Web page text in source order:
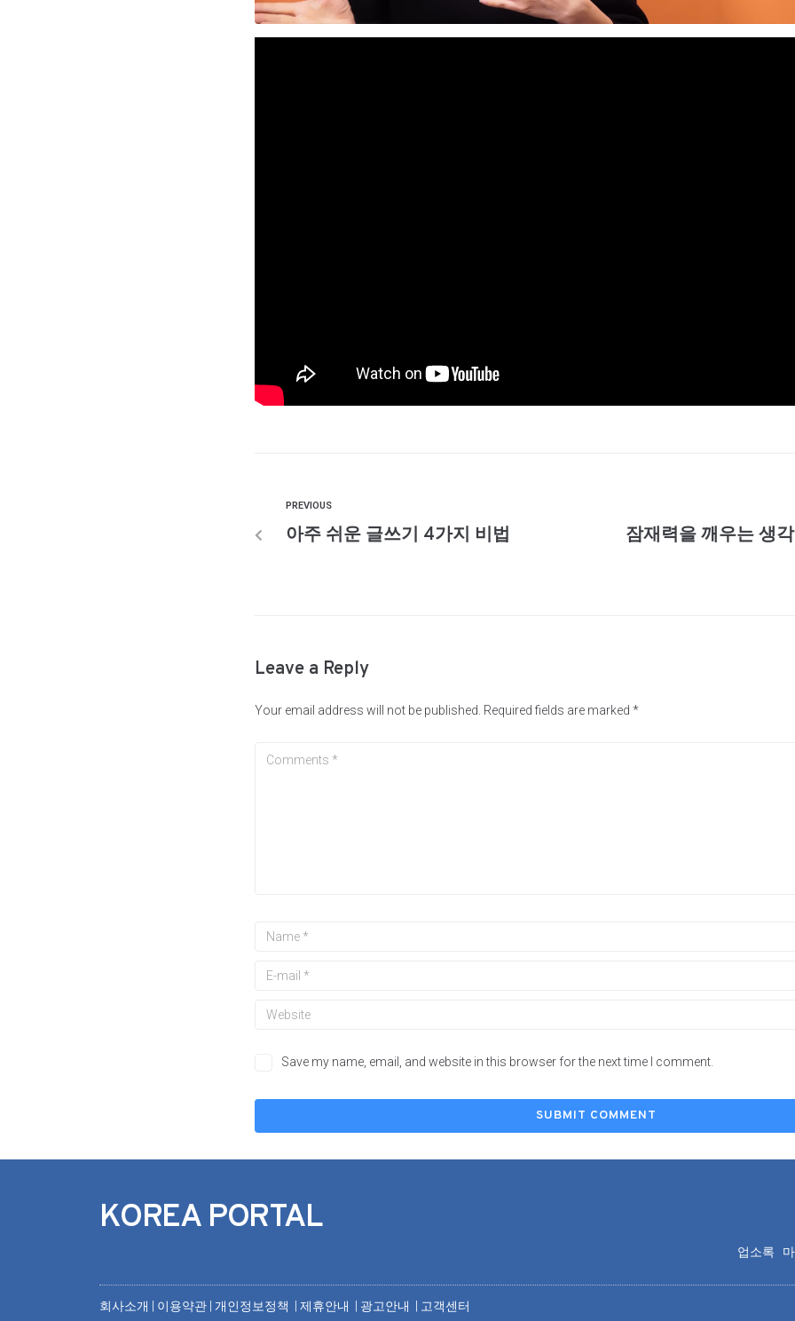
PREVIOUS
아주 쉬운 글쓰기 4가지 비법 잠재력을 깨우는 생
Leave a Reply
Your email address will not be published. Required fields are marked *
Save my name, email, and website in this browser for the next time I comment.
KOREA PORTAL
업소록
회사소개 이용약관 개인정보정책 | 제휴안내 | 광고안내 고객센터